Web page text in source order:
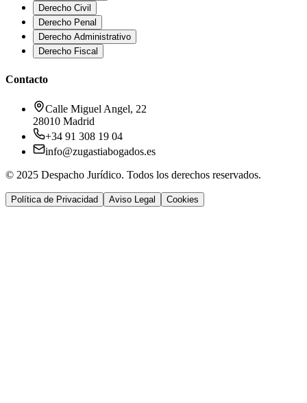
Derecho Civil
Derecho Penal
Derecho Administrativo
Derecho Fiscal
Contacto
Calle Miguel Angel, 22
28010 Madrid
+34 91 308 19 04
info@zugastiabogados.es
© 2025 Despacho Jurídico. Todos los derechos reservados.
Política de Privacidad Aviso Legal Cookies